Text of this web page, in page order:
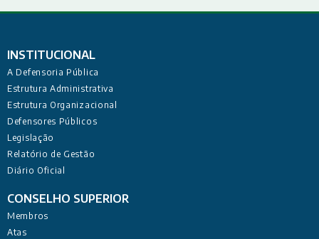
INSTITUCIONAL
A Defensoria Pública
Estrutura Administrativa
Estrutura Organizacional
Defensores Públicos
Legislação
Relatório de Gestão
Diário Oficial
CONSELHO SUPERIOR
Membros
Atas